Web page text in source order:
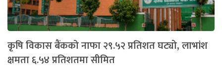
कृषि विकास बैंकको नाफा २९.५२ प्रतिशत घट्यो, लाभांश
क्षमता ६.५४ प्रतिशतमा सीमित